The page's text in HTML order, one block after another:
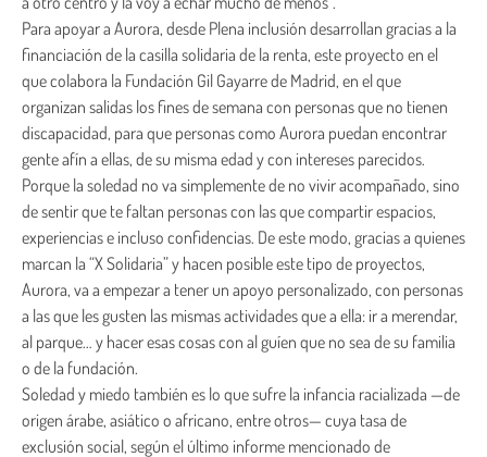
Para apoyar a Aurora, desde Plena inclusión desarrollan gracias a la
financiación de la casilla solidaria de la renta, este proyecto en el
que colabora la Fundación Gil Gayarre de Madrid, en el que
organizan salidas los fines de semana con personas que no tienen
discapacidad, para que personas como Aurora puedan encontrar
gente afín a ellas, de su misma edad y con intereses parecidos.
Porque la soledad no va simplemente de no vivir acompañado, sino
de sentir que te faltan personas con las que compartir espacios,
experiencias e incluso confidencias. De este modo, gracias a quienes
marcan la “X Solidaria” y hacen posible este tipo de proyectos,
Aurora, va a empezar a tener un apoyo personalizado, con personas
a las que les gusten las mismas actividades que a ella: ir a merendar,
al parque… y hacer esas cosas con al guíen que no sea de su familia
o de la fundación.
Soledad y miedo también es lo que sufre la infancia racializada —de
origen árabe, asiático o africano, entre otros— cuya tasa de
exclusión social, según el último informe mencionado de